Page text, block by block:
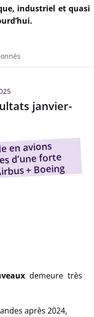
industriel et quasi
janvier-
en avions
d’une forte
+ Boeing
demeure très
après 2024,